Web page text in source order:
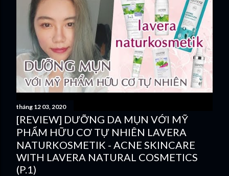
tháng 12 03, 2020
[REVIEW] DƯỠNG DA MỤN VỚI MỸ
PHẨM HỮU CƠ TỰ NHIÊN LAVERA
NATURKOSMETIK - ACNE SKINCARE
WITH LAVERA NATURAL COSMETICS
(P.1)